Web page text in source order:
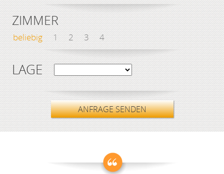
ZIMMER
beliebig 1 2 3 4
LAGE
ANFRAGE SENDEN